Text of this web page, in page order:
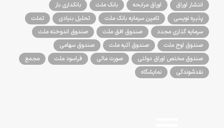
انتشار اوراق اوراق مرابحه بانک ملت
بانکداری باز
پذیره نویسی
تامین سرمایه بانک ملت تحلیل بنیادی
تملت
سرمایه گذاری مجدد
صندوق افق ملت
صندوق اندوخته ملت
صندوق اوج ملت
صندوق آتیه ملت
صندوق سهامی
صندوق مختص اوراق دولتی
صورت مالی فراسود ملت
مجمع
نقدشوندگی
نمایشگاه